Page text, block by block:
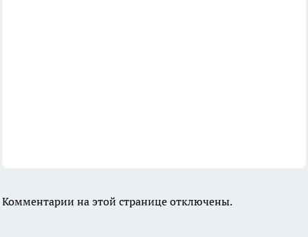
Комментарии на этой странице отключены.